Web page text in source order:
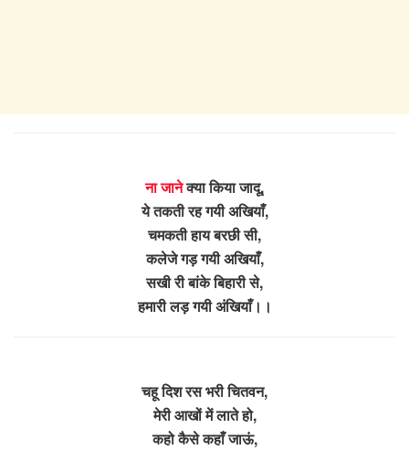
ना जानेक्या किया जादू,
ये तकती रह गयी अखियाँ,
चमकती हाय बरछी सी,
कलेजे गड़ गयी अखियाँ,
सखी री बांके बिहारी से,
हमारी लड़ गयी अंखियाँ।।
चहू दिश रस भरी चितवन,
मेरी आखों में लाते हो,
कहो कैसे कहाँ जाऊं,